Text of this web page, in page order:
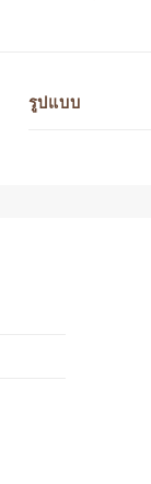
รูปแบบ